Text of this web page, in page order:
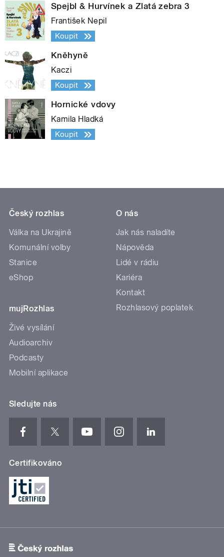
Spejbl & Hurvínek a Zlatá zebra 3
František Nepil
Koupit
Kněhyně
Kaczi
Koupit
Hornické vdovy
Kamila Hladká
Koupit
Český rozhlas
Válka na Ukrajině
Komunální volby
Stanice
eShop
mujRozhlas
Živé vysílání
Audioarchiv
Podcasty
Mobilní aplikace
O nás
Jak nás naladíte
Nápověda
Lidé v rádiu
Kariéra
Kontakt
Rozhlasový poplatek
Sledujte nás
Certifikováno